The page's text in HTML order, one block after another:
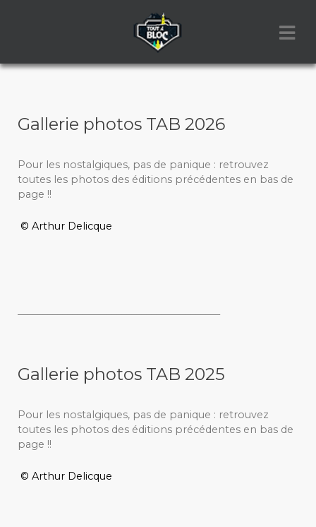
Gallerie photos TAB 2026
Pour les nostalgiques, pas de panique : retrouvez
toutes les photos des éditions précédentes en bas de
page !!
© Arthur Delicque
Gallerie photos TAB 2025
Pour les nostalgiques, pas de panique : retrouvez
toutes les photos des éditions précédentes en bas de
page !!
© Arthur Delicque